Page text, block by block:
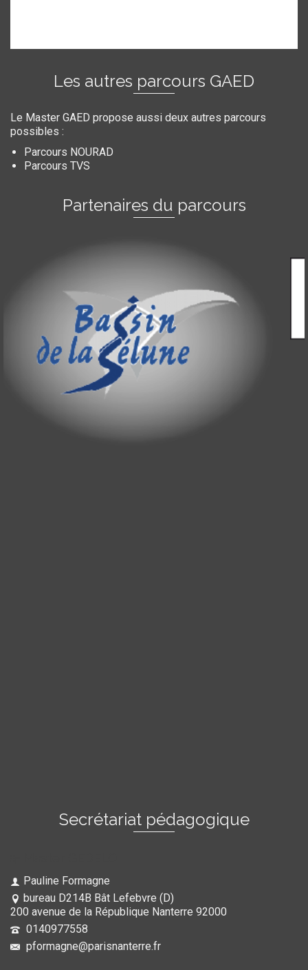
Les autres parcours GAED
Le Master GAED propose aussi deux autres parcours
possibles :
Parcours NOURAD
Parcours TVS
Partenaires du parcours
Secrétariat pédagogique
Pauline Formagne
bureau D214B Bât Lefebvre (D)
200 avenue de la République Nanterre 92000
0140977558
pformagne@parisnanterre.fr